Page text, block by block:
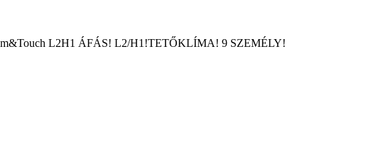
L2H1 ÁFÁS! L2/H1!TETŐKLÍMA! 9 SZEMÉLY!